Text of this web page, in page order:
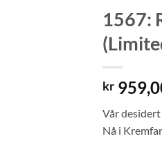
1567:
kr
Vår
Nå i